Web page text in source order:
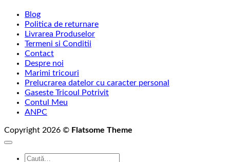
Blog
Politica de returnare
Livrarea Produselor
Termeni si Conditii
Contact
Despre noi
Marimi tricouri
Prelucrarea datelor cu caracter personal
Gaseste Tricoul Potrivit
Contul Meu
ANPC
Copyright 2026 © Flatsome Theme
Caută